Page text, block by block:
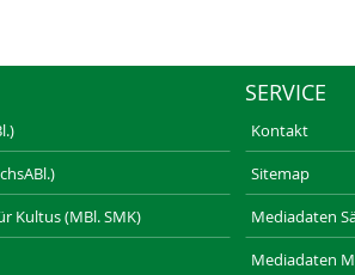
Kultus (MBl. SMK)
SERVICE
Kontakt
Sitemap
Mediadaten
Mediadaten